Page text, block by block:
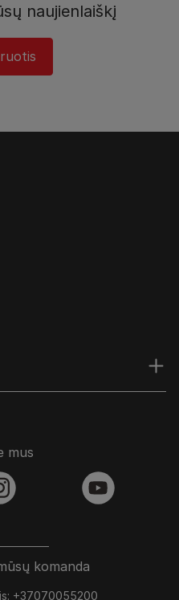
naujienlaiškį
komanda
+37070055200
mus
youtube